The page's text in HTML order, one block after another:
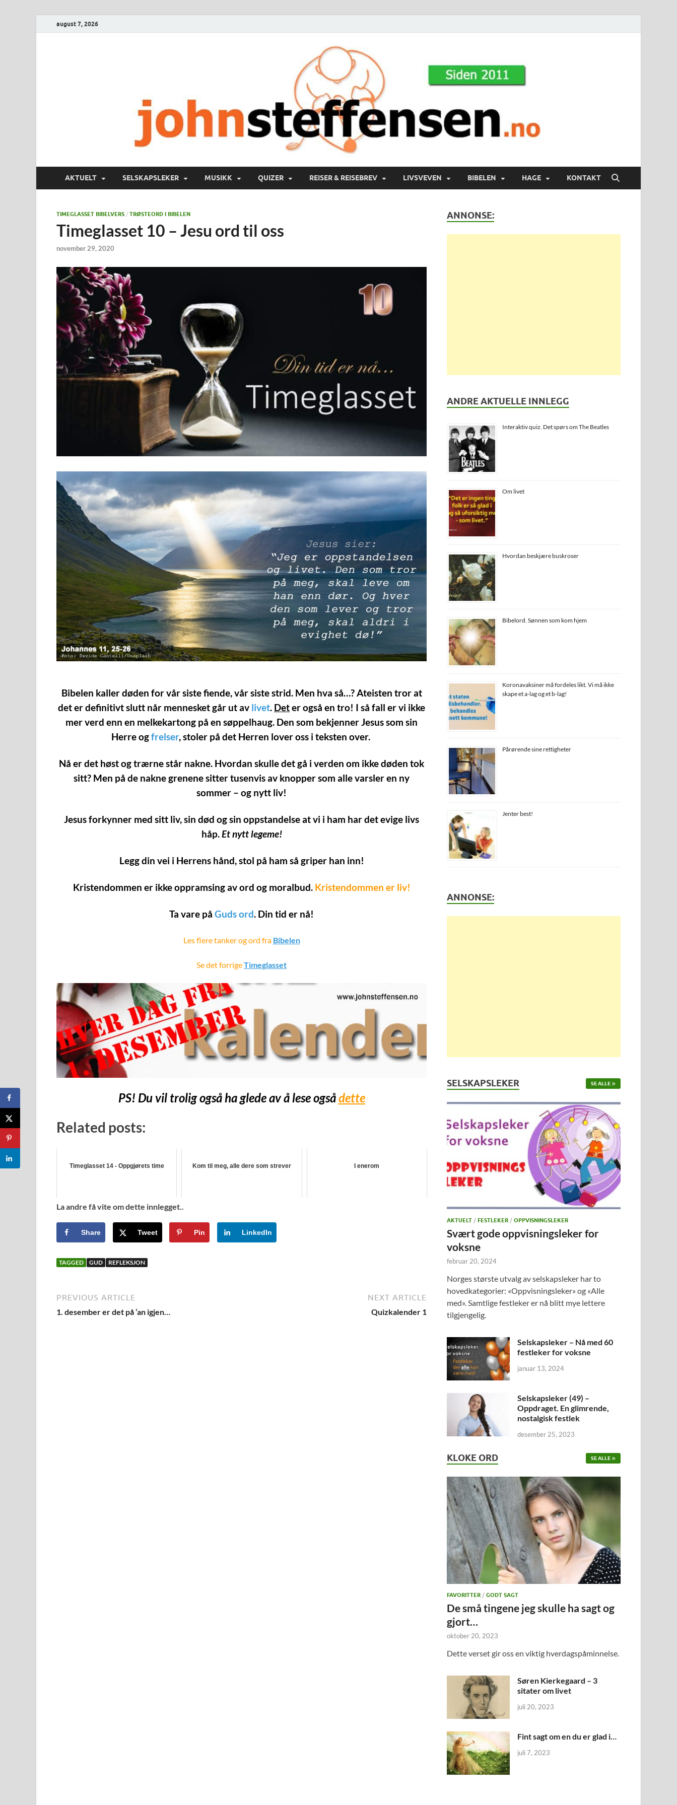
august 7, 2026
AKTUELT SELSKAPSLEKER MUSIKK QUIZER REISER & REISEBREV LIVSVEVEN BIBELEN HAGE KONTAKT
TIMEGLASSET BIBELVERS / TRØSTEORD I BIBELEN
Timeglasset 10 – Jesu ord til oss
november 29, 2020
Bibelen kaller døden for vår siste fiende, vår siste strid. Men hva så…? Ateisten tror at
det er definitivt slutt når mennesket går ut av livet. Deter også en tro! I så fall er vi ikke
mer verd enn en melkekartong på en søppelhaug. Den som bekjenner Jesus som sin
Herre ogfrelser, stoler på det Herren lover oss i teksten over.
Nå er det høst og trærne står nakne. Hvordan skulle det gå i verden om ikke døden tok
sitt? Men på de nakne grenene sitter tusenvis av knopper som alle varsler en ny
sommer – og nytt liv!
Jesus forkynner med sitt liv, sin død og sin oppstandelse at vi i ham har det evige livs
håp.Et nytt legeme!
Legg din vei i Herrens hånd, stol på ham så griper han inn!
Kristendommen er ikke oppramsing av ord og moralbud. Kristendommen er liv!
Ta vare på Guds ord. Din tid er nå!
Les flere tanker og ord fra Bibelen
Se det forrigeTimeglasset
PS! Du vil trolig også ha glede av å lese ogsådette
Related posts:
Timeglasset 14 - Oppgjørets time Kom til meg, alle dere som strever I enerom
La andre få vite om dette innlegget..
Share Tweet Pin LinkedIn
TAGGED GUD REFLEKSJON
PREVIOUS ARTICLE
1. desember er det på ‘an igjen…
NEXT ARTICLE
Quizkalender 1
ANNONSE:
ANDRE AKTUELLE INNLEGG
Interaktiv quiz. Det spørs om The Beatles
Om livet
Hvordan beskjære buskroser
Bibelord. Sønnen som kom hjem
Koronavaksiner må fordeles likt. Vi må ikke
skape et a-lag og et b-lag!
Pårørende sine rettigheter
Jenter best!
ANNONSE:
SELSKAPSLEKER SE ALLE
AKTUELT /FESTLEKER /OPPVISNINGSLEKER
Svært gode oppvisningsleker for
voksne
februar 20, 2024
Norges største utvalg av selskapsleker har to
hovedkategorier: «Oppvisningsleker» og «Alle
med». Samtlige festleker er nå blitt mye lettere
tilgjengelig.
Selskapsleker – Nå med 60
festleker for voksne
januar 13, 2024
Selskapsleker (49) –
Oppdraget. En glimrende,
nostalgisk festlek
desember 25, 2023
KLOKE ORD SE ALLE
FAVORITTER /GODT SAGT
De små tingene jeg skulle ha sagt og
gjort…
oktober 20, 2023
Dette verset gir oss en viktig hverdagspåminnelse.
Søren Kierkegaard – 3
sitater om livet
juli 20, 2023
Fint sagt om en du er glad i…
juli 7, 2023